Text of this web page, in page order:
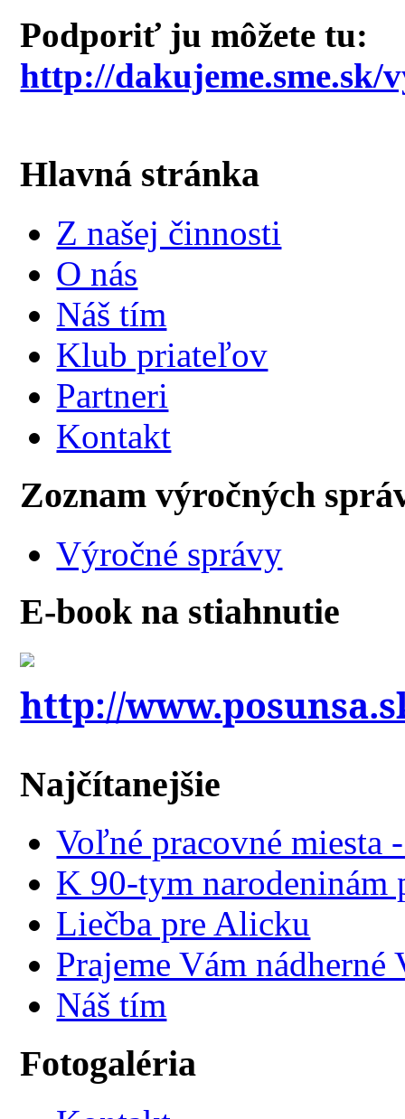
Podporiť ju môžete tu:
http://dakujeme.sme.sk/
Hlavná stránka
Z našej činnosti
O nás
Náš tím
Klub priateľov
Partneri
Kontakt
Zoznam výročných
Výročné správy
E-book na stiahnutie
http://
Najčítanejšie
Voľné pracovné miesta
K 90-tym narodeninám
Liečba pre Alicku
Prajeme Vám
Náš tím
Fotogaléria